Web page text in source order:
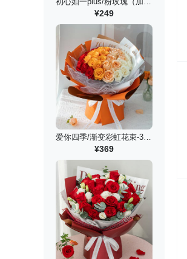
¥249
爱你四季/渐变彩虹花束-36枝
¥369